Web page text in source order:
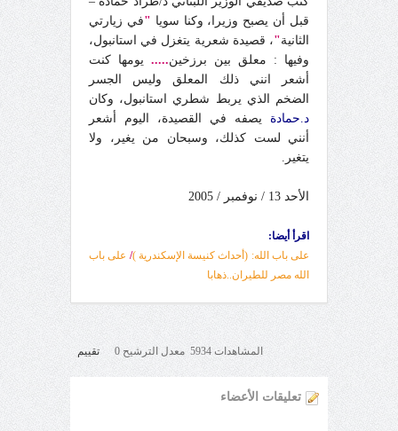
قبل أن يصبح وزيرا، وكنا سويا "في زيارتي
الثانية"، قصيدة شعرية يتغزل في استانبول،
وفيها : معلق بين برزخين..... يومها كنت
أشعر انني ذلك المعلق وليس الجسر
الضخم الذي يربط شطري استانبول، وكان
د.حمادة يصفه في القصيدة، اليوم أشعر
أنني لست كذلك، وسبحان من يغير، ولا
يتغير.
الأحد 13 / نوفمبر / 2005
اقرأ أيضا:
على باب الله: (أحداث كنيسة الإسكندرية )/ على باب
الله مصر للطيران..ذهابا
المشاهدات 5934 معدل الترشيح 0 تقييم
تعليقات الأعضاء